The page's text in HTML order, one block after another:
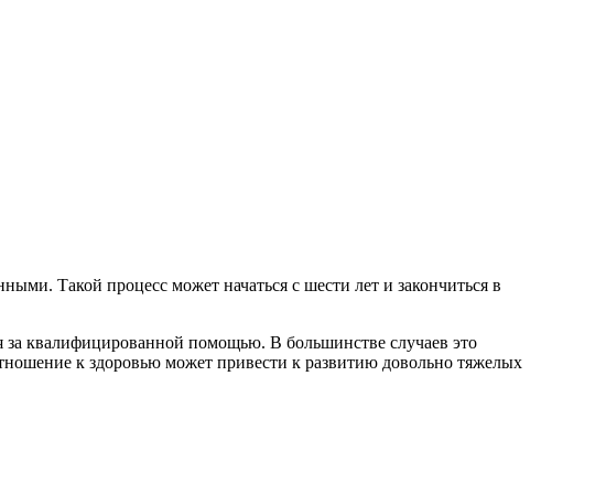
Такой процесс может начаться с шести лет и закончиться в
за квалифицированной помощью. В большинстве случаев это
к здоровью может привести к развитию довольно тяжелых